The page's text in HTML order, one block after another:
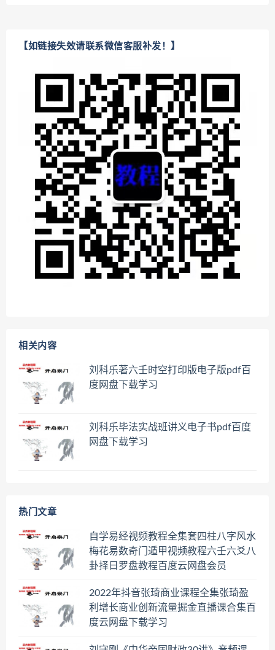
【如链接失效请联系微信客服补发！】
相关内容
刘科乐著六壬时空打印版电子版pdf百
度网盘下载学习
刘科乐毕法实战班讲义电子书pdf百度
网盘下载学习
热门文章
自学易经视频教程全集套四柱八字风水
梅花易数奇门遁甲视频教程六壬六爻八
卦择日罗盘教程百度云网盘会员
2022年抖音张琦商业课程全集张琦盈
利增长商业创新流量掘金直播课合集百
度云网盘下载学习